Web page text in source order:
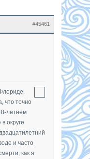
#45461
что точно
летнем
округе
и часто
как я